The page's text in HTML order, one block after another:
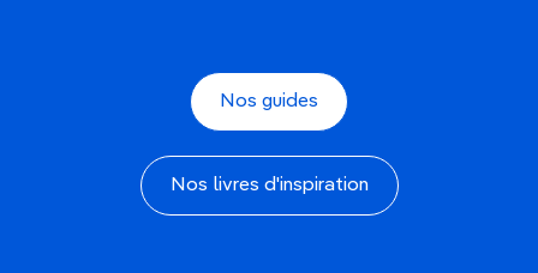
Nos guides
Nos livres d'inspiration